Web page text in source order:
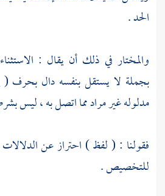
الحد .
والمختار في ذلك أن يقال :
بجملة لا يستقل بنفسه دال بحرف (
مدلوله غير مراد مما اتصل به ، ليس
فقولنا : ( لفظ ) احتراز عن الدلالات
للتخصيص .